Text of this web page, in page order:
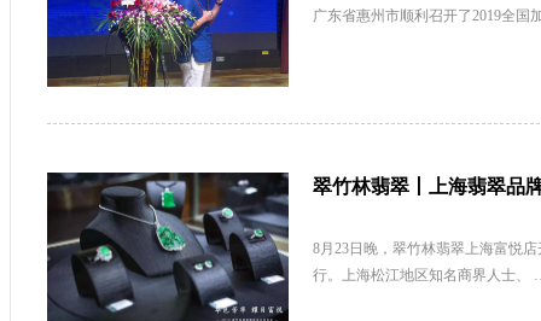
广东省惠州市顺利召开了2019全
翠竹林翡翠丨上海翡翠品
8月23日晚，翠竹林翡翠上海富悦
行。上海松江地区知名商界人士